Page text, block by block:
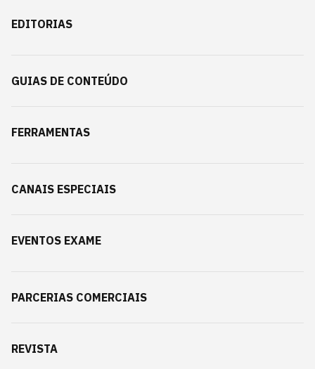
EDITORIAS
GUIAS DE CONTEÚDO
FERRAMENTAS
CANAIS ESPECIAIS
EVENTOS EXAME
PARCERIAS COMERCIAIS
REVISTA